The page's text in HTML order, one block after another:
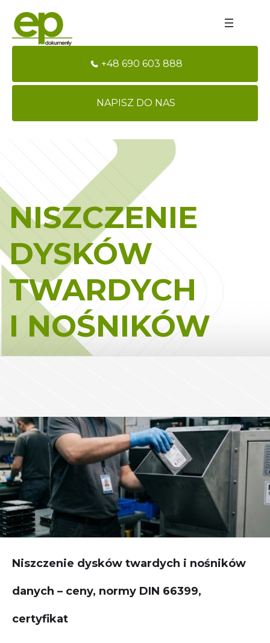
+48 690 603 888
NAPISZ DO NAS
NISZCZENIE
DYSKÓW
TWARDYCH
I NOŚNIKÓW
Niszczenie dysków twardych i nośników
danych – ceny, normy DIN 66399,
certyfikat